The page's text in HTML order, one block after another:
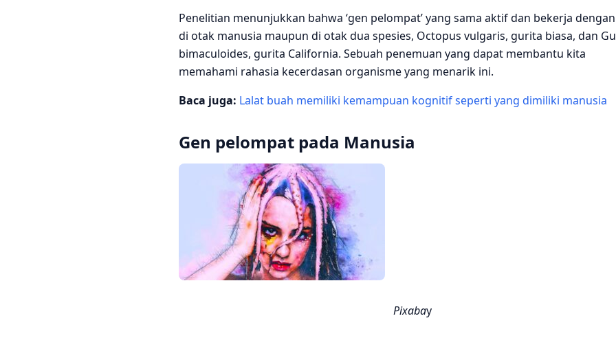
Penelitian menunjukkan bahwa ‘gen pelompat’ yang sama aktif dan bekerja
di otak manusia maupun di otak dua spesies, Octopus vulgaris, gurita biasa, dan
bimaculoides, gurita California. Sebuah penemuan yang dapat membantu kita
memahami rahasia kecerdasan organisme yang menarik ini.
Baca juga: Lalat buah memiliki kemampuan kognitif seperti yang dimiliki manusia
Gen pelompat pada Manusia
Pixabay